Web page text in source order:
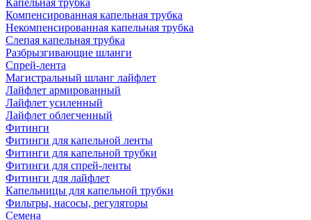
Капельная трубка
Компенсированная капельная трубка
Некомпенсированная капельная трубка
Слепая капельная трубка
Разбрызгивающие шланги
Спрей-лента
Магистральный шланг лайфлет
Лайфлет армированный
Лайфлет усиленный
Лайфлет облегченный
Фитинги
Фитинги для капельной ленты
Фитинги для капельной трубки
Фитинги для спрей-ленты
Фитинги для лайфлет
Капельницы для капельной трубки
Фильтры, насосы, регуляторы
Семена